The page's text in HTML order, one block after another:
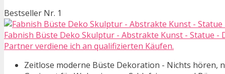
Bestseller Nr. 1
Fabnish Büste Deko Skulptur - Abstrakte Kunst - Statue -
Partner verdiene ich an qualifizierten Käufen.
Zeitlose moderne Büste Dekoration - Nichts hören,